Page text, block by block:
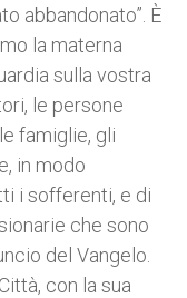
abbandonato”. È
la materna
sulla vostra
le persone
famiglie, gli
in modo
i sofferenti, e di
che sono
del Vangelo.
con la sua